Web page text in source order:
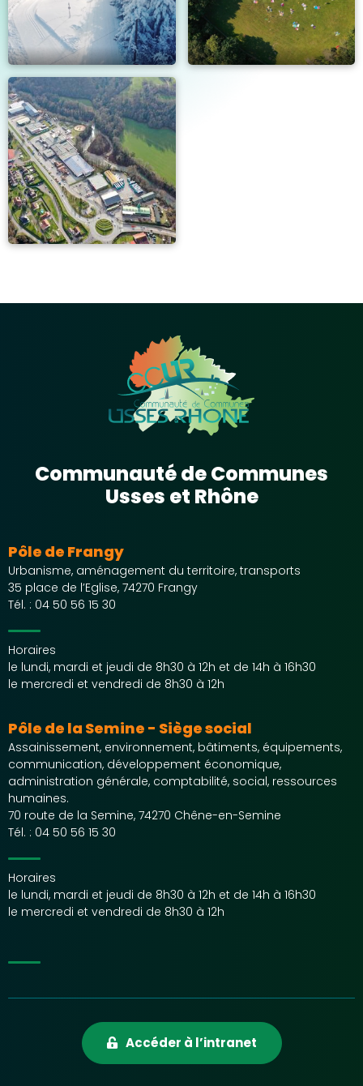
Communauté de Communes
Usses et Rhône
Pôle de Frangy
Urbanisme, aménagement du territoire, transports
35 place de l’Eglise, 74270 Frangy
Tél. : 04 50 56 15 30
Horaires
le lundi, mardi et jeudi de 8h30 à 12h et de 14h à 16h30
le mercredi et vendredi de 8h30 à 12h
Pôle de la Semine - Siège social
Assainissement, environnement, bâtiments, équipements,
communication, développement économique,
administration générale, comptabilité, social, ressources
humaines.
70 route de la Semine, 74270 Chêne-en-Semine
Tél. : 04 50 56 15 30
Horaires
le lundi, mardi et jeudi de 8h30 à 12h et de 14h à 16h30
le mercredi et vendredi de 8h30 à 12h
Accéder à l’intranet